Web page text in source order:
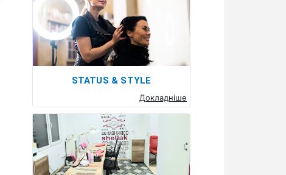
STATUS & STYLE
Докладніше